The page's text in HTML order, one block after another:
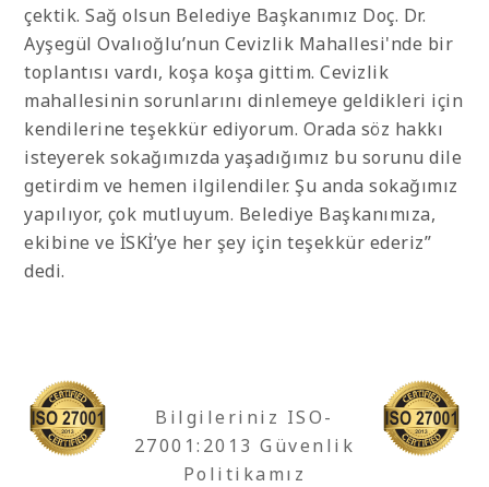
çektik. Sağ olsun Belediye Başkanımız Doç. Dr.
Ayşegül Ovalıoğlu’nun Cevizlik Mahallesi'nde bir
toplantısı vardı, koşa koşa gittim. Cevizlik
mahallesinin sorunlarını dinlemeye geldikleri için
kendilerine teşekkür ediyorum. Orada söz hakkı
isteyerek sokağımızda yaşadığımız bu sorunu dile
getirdim ve hemen ilgilendiler. Şu anda sokağımız
yapılıyor, çok mutluyum. Belediye Başkanımıza,
ekibine ve İSKİ’ye her şey için teşekkür ederiz”
dedi.
Bilgileriniz ISO-
27001:2013 Güvenlik
Politikamız